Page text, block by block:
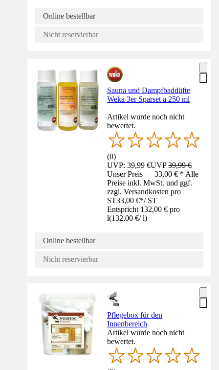
Online bestellbar
Nicht reservierbar
Sauna und Dampfbaddüfte
Weka 3er Sparset a 250 ml
Artikel wurde noch nicht
bewertet.
(0)
UVP: 39,99 €UVP39,99 €
Unser Preis — 33,00 € * Alle
Preise inkl. MwSt. und ggf.
zzgl. Versandkosten pro
ST33,00 €*/ ST
Entspricht 132,00 € pro
l(132,00 €/ l)
Online bestellbar
Nicht reservierbar
Pflegebox für den
Innenbereich
Artikel wurde noch nicht
bewertet.